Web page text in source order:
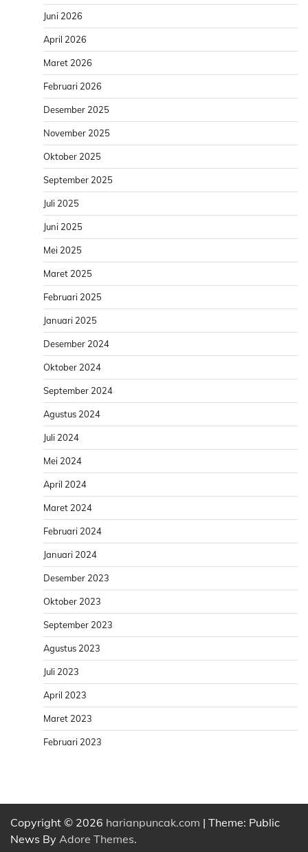
Juni 2026
April 2026
Maret 2026
Februari 2026
Desember 2025
November 2025
Oktober 2025
September 2025
Juli 2025
Juni 2025
Mei 2025
Maret 2025
Februari 2025
Januari 2025
Desember 2024
Oktober 2024
September 2024
Agustus 2024
Juli 2024
Mei 2024
April 2024
Maret 2024
Februari 2024
Januari 2024
Desember 2023
Oktober 2023
September 2023
Agustus 2023
Juli 2023
April 2023
Maret 2023
Februari 2023
Copyright © 2026 harianpuncak.com | Theme: Public
News By Adore Themes.